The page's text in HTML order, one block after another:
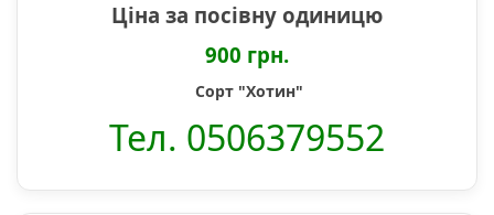
Ціна за посівну одиницю
900 грн.
Сорт "Хотин"
Тел. 0506379552